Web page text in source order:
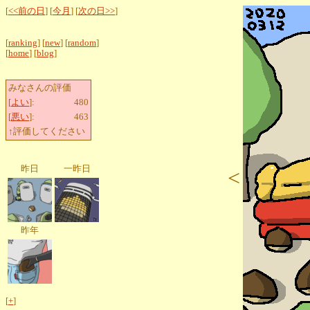
[<<前の日 ] [今月 ] [次の日>>]
[ranking] [new] [random]
[home] [blog]
みなさんの評価
[よい]:
480
[悪い]:
463
↑評価してください
昨日 一昨日
昨年
[+]
<